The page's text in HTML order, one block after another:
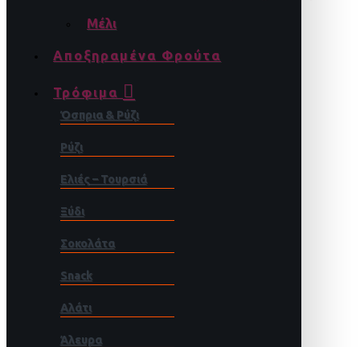
Μέλι
Αποξηραμένα Φρούτα
Τρόφιμα
Όσπρια & Ρύζι
Ρύζι
Ελιές – Τουρσιά
Ξύδι
Σοκολάτα
Snack
Αλάτι
Άλευρα